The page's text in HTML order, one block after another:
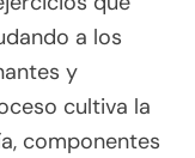
a los
y
cultiva la
componentes